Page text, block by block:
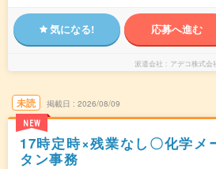
気になる! 応募へ進む
派遣会社 アデコ株式会
未読
NEW
掲載日 2026/08/09
17時定時×残業なし〇化学メ
タン事務